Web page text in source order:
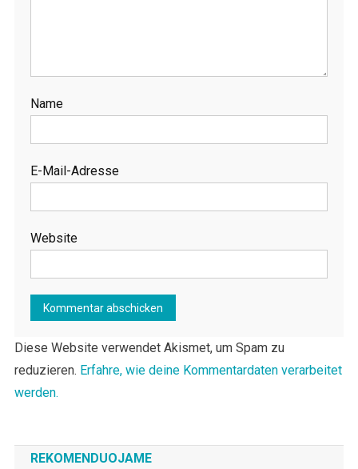
Name
E-Mail-Adresse
Website
Diese Website verwendet Akismet, um Spam zu
reduzieren. Erfahre, wie deine Kommentardaten verarbeitet
werden.
REKOMENDUOJAME